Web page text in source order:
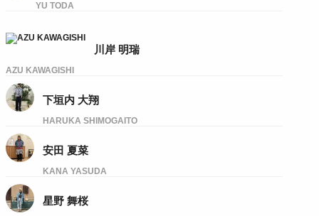
YU TODA
川岸 明瑞
AZU KAWAGISHI
下垣内 大翔
HARUKA SHIMOGAITO
安田 夏菜
KANA YASUDA
星野 舞桜